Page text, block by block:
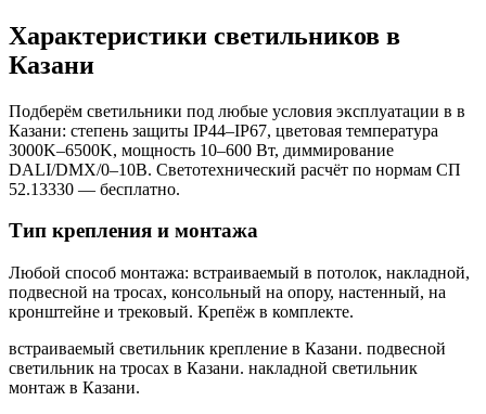
Характеристики светильников в
Казани
Подберём светильники под любые условия эксплуатации в в
Казани: степень защиты IP44–IP67, цветовая температура
3000K–6500K, мощность 10–600 Вт, диммирование
DALI/DMX/0–10В. Светотехнический расчёт по нормам СП
52.13330 — бесплатно.
Тип крепления и монтажа
Любой способ монтажа: встраиваемый в потолок, накладной,
подвесной на тросах, консольный на опору, настенный, на
кронштейне и трековый. Крепёж в комплекте.
встраиваемый светильник крепление в Казани. подвесной
светильник на тросах в Казани. накладной светильник
монтаж в Казани.